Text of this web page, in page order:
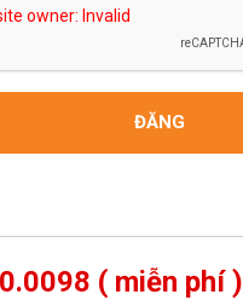
( miễn phí )